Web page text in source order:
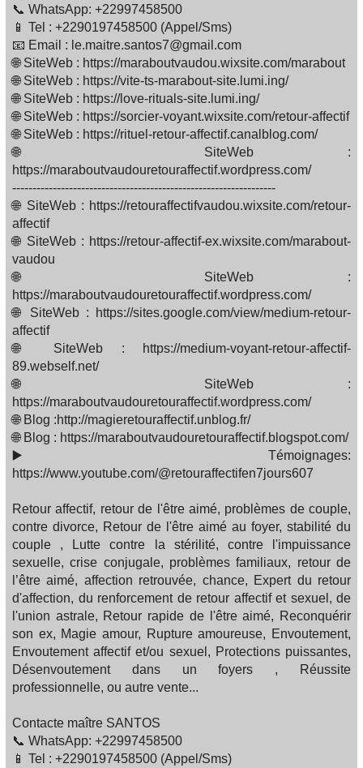
📞 WhatsApp: +22997458500
📱 Tel : +2290197458500 (Appel/Sms)
📧 Email : le.maitre.santos7@gmail.com
🌐 SiteWeb : https://maraboutvaudou.wixsite.com/marabout
🌐 SiteWeb : https://vite-ts-marabout-site.lumi.ing/
🌐 SiteWeb : https://love-rituals-site.lumi.ing/
🌐 SiteWeb : https://sorcier-voyant.wixsite.com/retour-affectif
🌐 SiteWeb : https://rituel-retour-affectif.canalblog.com/
🌐 SiteWeb :
https://maraboutvaudouretouraffectif.wordpress.com/
-----------------------------------------------------------------
🌐 SiteWeb : https://retouraffectifvaudou.wixsite.com/retour-
affectif
🌐 SiteWeb : https://retour-affectif-ex.wixsite.com/marabout-
vaudou
🌐 SiteWeb :
https://maraboutvaudouretouraffectif.wordpress.com/
🌐 SiteWeb : https://sites.google.com/view/medium-retour-
affectif
🌐 SiteWeb : https://medium-voyant-retour-affectif-
89.webself.net/
🌐 SiteWeb :
https://maraboutvaudouretouraffectif.wordpress.com/
🌐 Blog :http://magieretouraffectif.unblog.fr/
🌐 Blog : https://maraboutvaudouretouraffectif.blogspot.com/
▶️ Témoignages:
https://www.youtube.com/@retouraffectifen7jours607
Retour affectif, retour de l'être aimé, problèmes de couple,
contre divorce, Retour de l'être aimé au foyer, stabilité du
couple , Lutte contre la stérilité, contre l'impuissance
sexuelle, crise conjugale, problèmes familiaux, retour de
l’être aimé, affection retrouvée, chance, Expert du retour
d'affection, du renforcement de retour affectif et sexuel, de
l'union astrale, Retour rapide de l'être aimé, Reconquérir
son ex, Magie amour, Rupture amoureuse, Envoutement,
Envoutement affectif et/ou sexuel, Protections puissantes,
Désenvoutement dans un foyers , Réussite
professionnelle, ou autre vente...
Contacte maître SANTOS
📞 WhatsApp: +22997458500
📱 Tel : +2290197458500 (Appel/Sms)